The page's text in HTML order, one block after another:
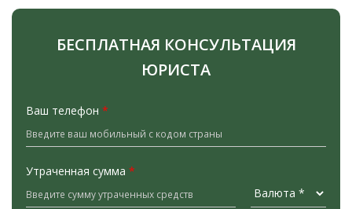
БЕСПЛАТНАЯ КОНСУЛЬТАЦИЯ
ЮРИСТА
Ваш телефон *
Утраченная сумма *